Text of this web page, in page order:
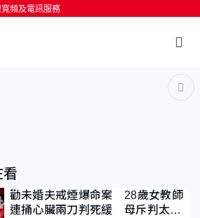
頻及電訊服務
看
勸未婚夫戒煙爆命案 28歲女教師
連捅心臟兩刀判死緩 母斥判太重